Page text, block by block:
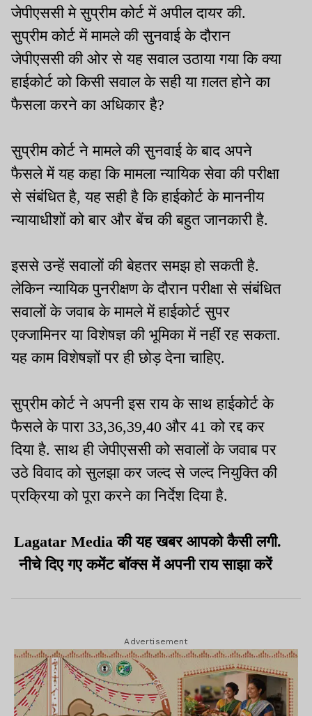
जेपीएससी मे सुप्रीम कोर्ट में अपील दायर की.
सुप्रीम कोर्ट में मामले की सुनवाई के दौरान
जेपीएससी की ओर से यह सवाल उठाया गया कि क्या
हाईकोर्ट को किसी सवाल के सही या ग़लत होने का
फैसला करने का अधिकार है?
सुप्रीम कोर्ट ने मामले की सुनवाई के बाद अपने
फैसले में यह कहा कि मामला न्यायिक सेवा की परीक्षा
से संबंधित है, यह सही है कि हाईकोर्ट के माननीय
न्यायाधीशों को बार और बेंच की बहुत जानकारी है.
इससे उन्हें सवालों की बेहतर समझ हो सकती है.
लेकिन न्यायिक पुनरीक्षण के दौरान परीक्षा से संबंधित
सवालों के जवाब के मामले में हाईकोर्ट सुपर
एक्जामिनर या विशेषज्ञ की भूमिका में नहीं रह सकता.
यह काम विशेषज्ञों पर ही छोड़ देना चाहिए.
सुप्रीम कोर्ट ने अपनी इस राय के साथ हाईकोर्ट के
फैसले के पारा 33,36,39,40 और 41 को रद्द कर
दिया है. साथ ही जेपीएससी को सवालों के जवाब पर
उठे विवाद को सुलझा कर जल्द से जल्द नियुक्ति की
प्रक्रिया को पूरा करने का निर्देश दिया है.
Lagatar Media की यह खबर आपको कैसी लगी.
नीचे दिए गए कमेंट बॉक्स में अपनी राय साझा करें
Advertisement